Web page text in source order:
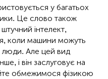
у багатьох
Це слово також
інтелект,
коли машини можуть
люди. Але цей вид
і він заслуговує на
обмежимося фізикою